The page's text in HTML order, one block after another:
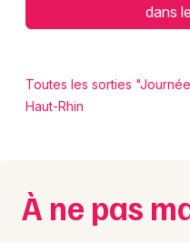
Toutes les sorties
Haut-Rhin
À ne pas